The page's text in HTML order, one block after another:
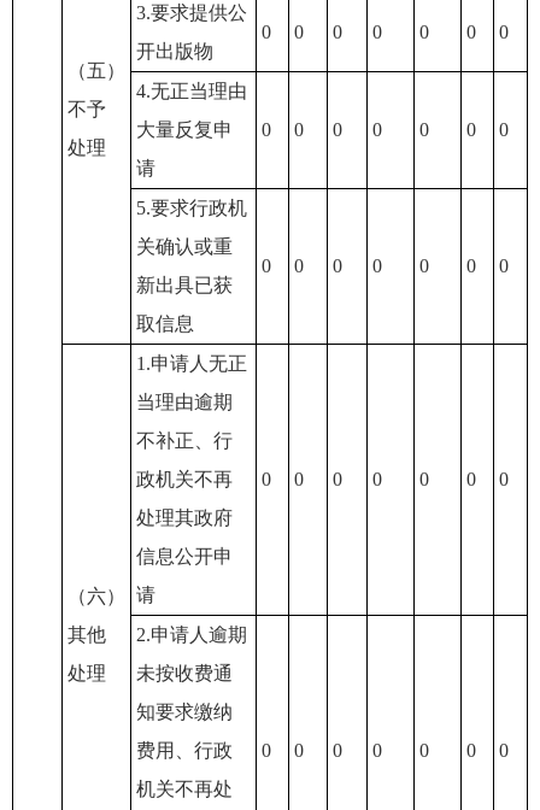
（五）
不予
处理
3.要求提供公
开出版物
0 0 0 0 0 0 0
4.无正当理由
大量反复申
请
0 0 0 0 0 0 0
5.要求行政机
关确认或重
新出具已获
取信息
0 0 0 0 0 0 0
（六）
其他
处理
1.申请人无正
当理由逾期
不补正、行
政机关不再
处理其政府
信息公开申
请
0 0 0 0 0 0 0
2.申请人逾期
未按收费通
知要求缴纳
费用、行政
机关不再处
0 0 0 0 0 0 0